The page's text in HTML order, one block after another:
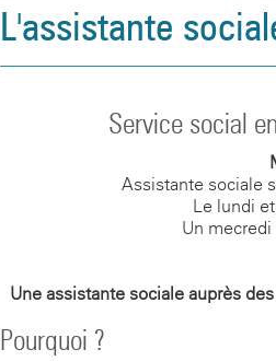
L'assistante
Service social
Assistante sociale
Le lundi
Un
Une assistante sociale auprès
Pourquoi ?